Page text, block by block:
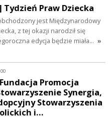
Tydzień Praw Dziecka
jest Międzynarodowy
z tej okazji narodził się
edycja będzie miała… »
Promocja
Synergia,
Stowarzyszenia
i…